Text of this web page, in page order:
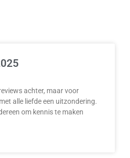
achter, maar voor
alle liefde een uitzondering.
om kennis te maken